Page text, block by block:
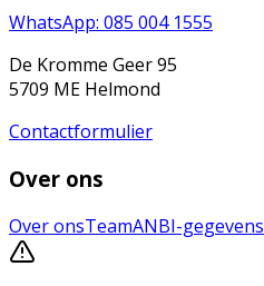
WhatsApp: 085 004 1555
De Kromme Geer 95
5709 ME Helmond
Contactformulier
Over ons
Over onsTeamANBI-gegevens